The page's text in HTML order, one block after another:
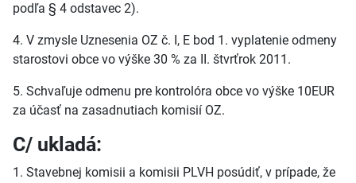
podľa § 4 odstavec 2).
4. V zmysle Uznesenia OZ č. I, E bod 1. vyplatenie odmeny
starostovi obce vo výške 30 % za II. štvrťrok 2011.
5. Schvaľuje odmenu pre kontrolóra obce vo výške 10EUR
za účasť na zasadnutiach komisií OZ.
C/ ukladá:
1. Stavebnej komisii a komisii PLVH posúdiť, v prípade, že